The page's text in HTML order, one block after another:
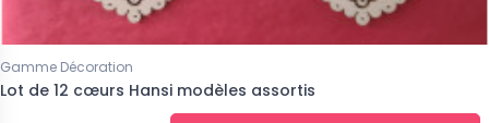
Gamme Décoration
Lot de 12 cœurs Hansi modèles assortis